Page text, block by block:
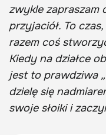
zwykle zapraszam
przyjaciół. To
razem coś
Kiedy na działce
jest to prawdziwa
dzielę się
swoje słoiki i